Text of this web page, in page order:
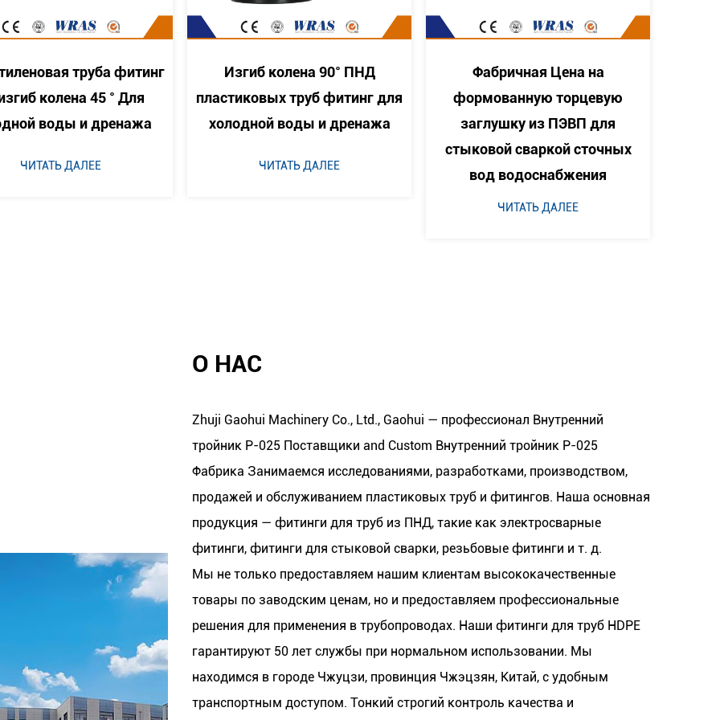
Изгиб колена 90° ПНД
труб фитинг для
воды и дренажа
ЧИТАТЬ ДАЛЕЕ
Фабричная Цена на
формованную торцевую
заглушку из ПЭВП для
вод водоснабжения
Горячая продажа Крестовый
тройник ПНД со стыковой
сваркой Равного креста для
водопроводной трубы
ЧИТАТЬ ДАЛЕЕ
О НАС
Zhuji Gaohui Machinery Co., Ltd., Gaohui — профессионал Внутренний
тройник P-025 Поставщики and Custom Внутренний тройник P-025
Фабрика Занимаемся исследованиями, разработками, производством,
продажей и обслуживанием пластиковых труб и фитингов. Наша основная
продукция — фитинги для труб из ПНД, такие как электросварные
фитинги, фитинги для стыковой сварки, резьбовые фитинги и т. д.
Мы не только предоставляем нашим клиентам высококачественные
товары по заводским ценам, но и предоставляем профессиональные
решения для применения в трубопроводах. Наши фитинги для труб HDPE
гарантируют 50 лет службы при нормальном использовании. Мы
находимся в городе Чжуцзи, провинция Чжэцзян, Китай, с удобным
транспортным доступом. Тонкий строгий контроль качества и